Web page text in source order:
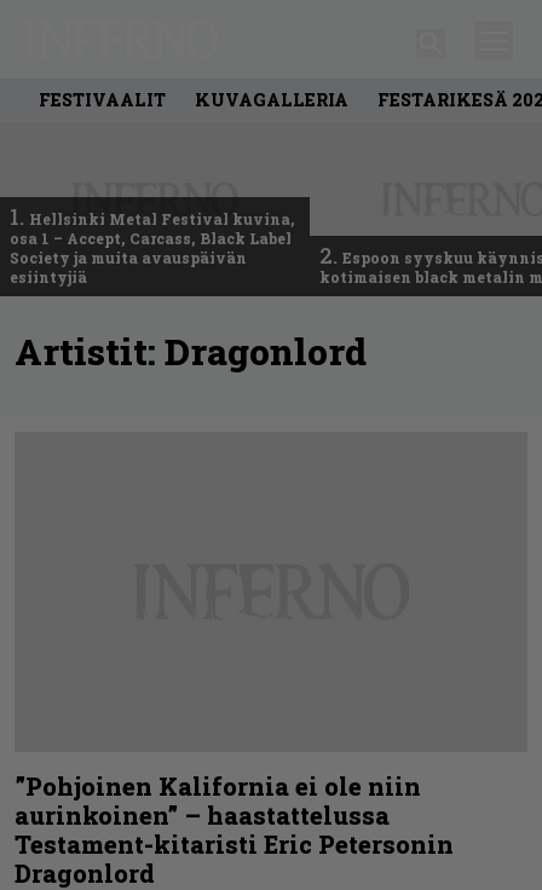
FESTIVAALIT KUVAGALLERIA FESTARIKESÄ
1. Hellsinki Metal Festival kuvina,
osa 1 – Accept, Carcass, Black Label
Society ja muita avauspäivän
esiintyjiä
2. Espoon syyskuu
kotimaisen black metalin
Artistit: Dragonlord
”Pohjoinen Kalifornia ei ole niin
aurinkoinen” – haastattelussa
Testament-kitaristi Eric Petersonin
Dragonlord